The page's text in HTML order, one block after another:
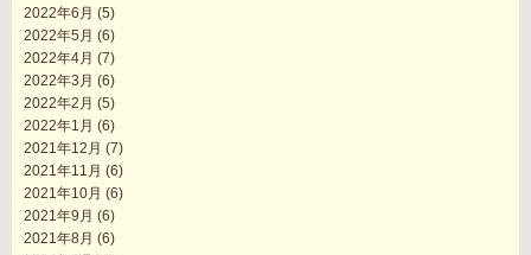
2022年6月 (5)
2022年5月 (6)
2022年4月 (7)
2022年3月 (6)
2022年2月 (5)
2022年1月 (6)
2021年12月 (7)
2021年11月 (6)
2021年10月 (6)
2021年9月 (6)
2021年8月 (6)